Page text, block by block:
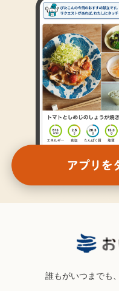
誰もがいつまでも、